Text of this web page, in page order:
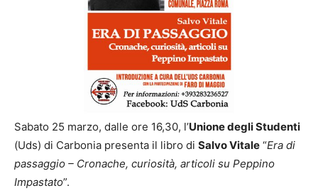
Sabato 25 marzo, dalle ore 16,30, l’Unione degli Studenti
(Uds) di Carbonia presenta il libro di Salvo Vitale “Era di
passaggio – Cronache, curiosità, articoli su Peppino
Impastato”.